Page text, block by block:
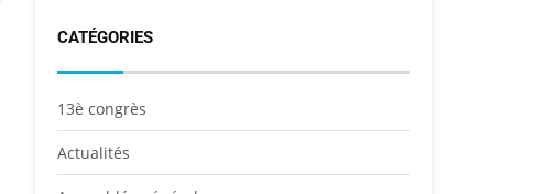
CATÉGORIES
13è congrès
Actualités